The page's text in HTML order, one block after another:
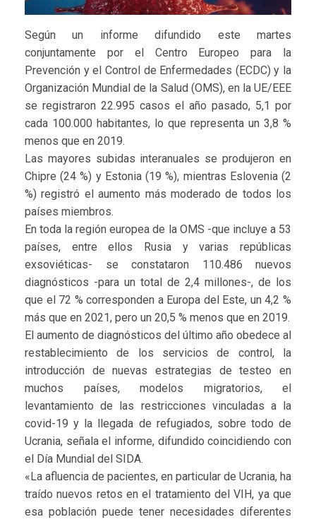
Según un informe difundido este martes
conjuntamente por el Centro Europeo para la
Prevención y el Control de Enfermedades (ECDC) y la
Organización Mundial de la Salud (OMS), en la UE/EEE
se registraron 22.995 casos el año pasado, 5,1 por
cada 100.000 habitantes, lo que representa un 3,8 %
menos que en 2019.
Las mayores subidas interanuales se produjeron en
Chipre (24 %) y Estonia (19 %), mientras Eslovenia (2
%) registró el aumento más moderado de todos los
países miembros.
En toda la región europea de la OMS -que incluye a 53
países, entre ellos Rusia y varias repúblicas
exsoviéticas- se constataron 110.486 nuevos
diagnósticos -para un total de 2,4 millones-, de los
que el 72 % corresponden a Europa del Este, un 4,2 %
más que en 2021, pero un 20,5 % menos que en 2019.
El aumento de diagnósticos del último año obedece al
restablecimiento de los servicios de control, la
introducción de nuevas estrategias de testeo en
muchos países, modelos migratorios, el
levantamiento de las restricciones vinculadas a la
covid-19 y la llegada de refugiados, sobre todo de
Ucrania, señala el informe, difundido coincidiendo con
el Día Mundial del SIDA.
«La afluencia de pacientes, en particular de Ucrania, ha
traído nuevos retos en el tratamiento del VIH, ya que
esa población puede tener necesidades diferentes